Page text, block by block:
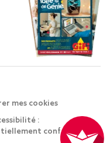
mes cookies
:
conforme